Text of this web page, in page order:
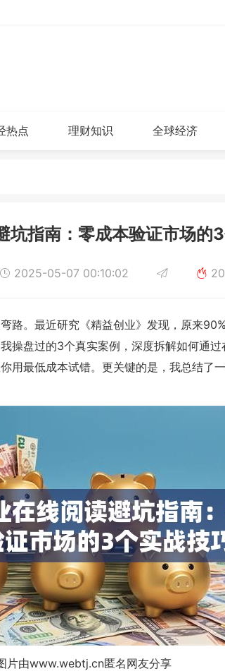
热点 理财知识 全球经济
坑指南：零成本验证市场的
2025-05-07 00:10:02
路。最近研究《精益创业》发现，原来
操盘过的3个真实案例，深度拆解如何通过
用最低成本试错。更关键的是，我总结了
片由www.webtj.cn匿名网友分享